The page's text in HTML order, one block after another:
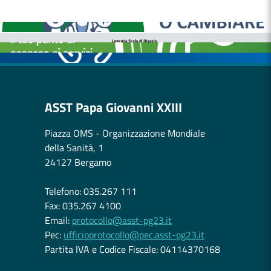
BOLLETTINI DISAGIO DA CALORE
CASE DI COMUNITÀ
OSPEDALE DI COMUNITÀ
ASST Papa Giovanni XXIII
Piazza OMS - Organizzazione Mondiale
della Sanità, 1
24127 Bergamo
Telefono: 035.267 111
Fax: 035.267 4100
Email: protocollo@asst-pg23.it
Pec: ufficioprotocollo@pec.asst-pg23.it
Partita IVA e Codice Fiscale: 04114370168